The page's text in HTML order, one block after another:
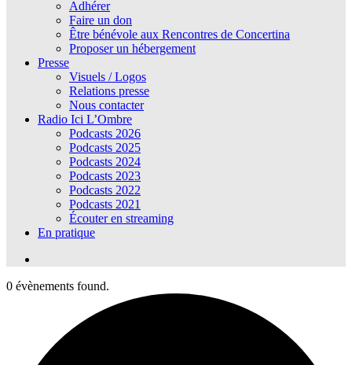
Adhérer
Faire un don
Être bénévole aux Rencontres de Concertina
Proposer un hébergement
Presse
Visuels / Logos
Relations presse
Nous contacter
Radio Ici L’Ombre
Podcasts 2026
Podcasts 2025
Podcasts 2024
Podcasts 2023
Podcasts 2022
Podcasts 2021
Écouter en streaming
En pratique
0 évènements found.